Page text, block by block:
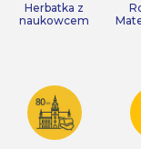
Herbatka z
naukowcem